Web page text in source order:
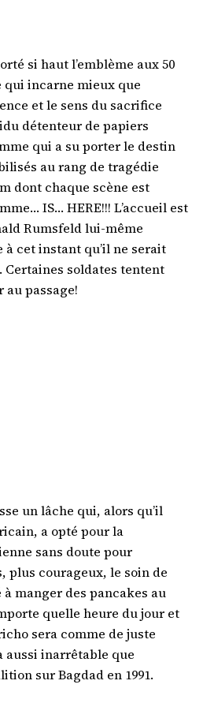
si haut l’emblème aux 50
qui incarne mieux que
et le sens du sacrifice
détenteur de papiers
qui a su porter le destin
au rang de tragédie
dont chaque scène est
IS… HERE!!! L’accueil est
Rumsfeld lui-même
cet instant qu’il ne serait
Certaines soldates tentent
au passage!
un lâche qui, alors qu’il
a opté pour la
sans doute pour
plus courageux, le soin de
manger des pancakes au
quelle heure du jour et
sera comme de juste
aussi inarrêtable que
sur Bagdad en 1991.